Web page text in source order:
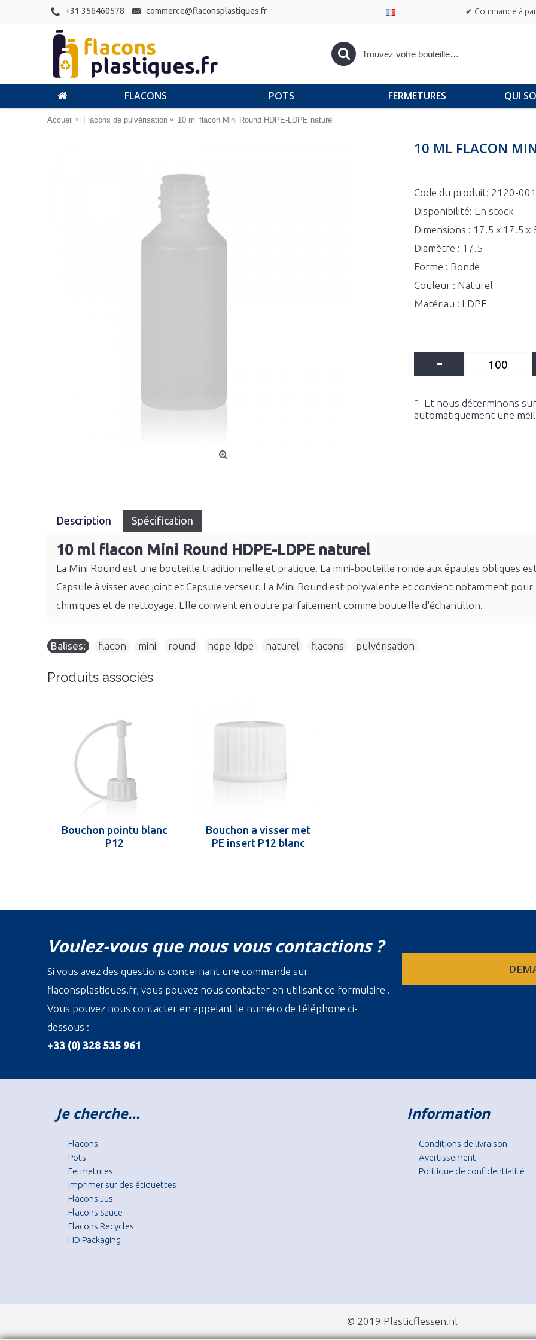
+31 356460578 commerce@flaconsplastiques.fr ✔ Commande à
FLACONS POTS FERMETURES QUI
Accueil Flacons de pulvérisation 10 ml flacon Mini Round HDPE-LDPE naturel
10 ML FLACON
Code du produit: 2120-
Disponibilité: En stock
Dimensions : 17.5 x 17.5 x
Diamètre : 17.5
Forme : Ronde
Couleur : Naturel
Matériau : LDPE
-
Et nous déterminons
automatiquement une
Description Spécification
10 ml flacon Mini Round HDPE-LDPE naturel
La Mini Round est une bouteille traditionnelle et pratique. La mini-bouteille ronde aux épaules obliques
Capsule à visser avec joint et Capsule verseur. La Mini Round est polyvalente et convient notamment
chimiques et de nettoyage. Elle convient en outre parfaitement comme bouteille d'échantillon.
Balises: flacon mini round hdpe-ldpe naturel flacons pulvérisation
Produits associés
Bouchon pointu blanc
P12
Bouchon a visser met
PE insert P12 blanc
Voulez-vous que nous vous contactions ?
Si vous avez des questions concernant une commande sur
flaconsplastiques.fr, vous pouvez nous contacter en utilisant ce formulaire .
Vous pouvez nous contacter en appelant le numéro de téléphone ci-
dessous :
+33 (0) 328 535 961
Je cherche…
Flacons
Pots
Fermetures
Imprimer sur des étiquettes
Flacons Jus
Flacons Sauce
Flacons Recycles
HD Packaging
Information
Conditions de livraison
Avertissement
Politique de confidentialité
© 2019 Plasticflessen.nl